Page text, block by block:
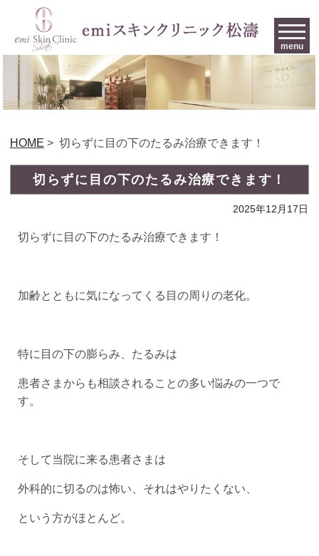
menu
HOME > 切らずに目の下のたるみ治療できます！
切らずに目の下のたるみ治療できます！
2025年12月17日
切らずに目の下のたるみ治療できます！
加齢とともに気になってくる目の周りの老化。
特に目の下の膨らみ、たるみは
患者さまからも相談されることの多い悩みの一つで
す。
そして当院に来る患者さまは
外科的に切るのは怖い、それはやりたくない、
という方がほとんど。